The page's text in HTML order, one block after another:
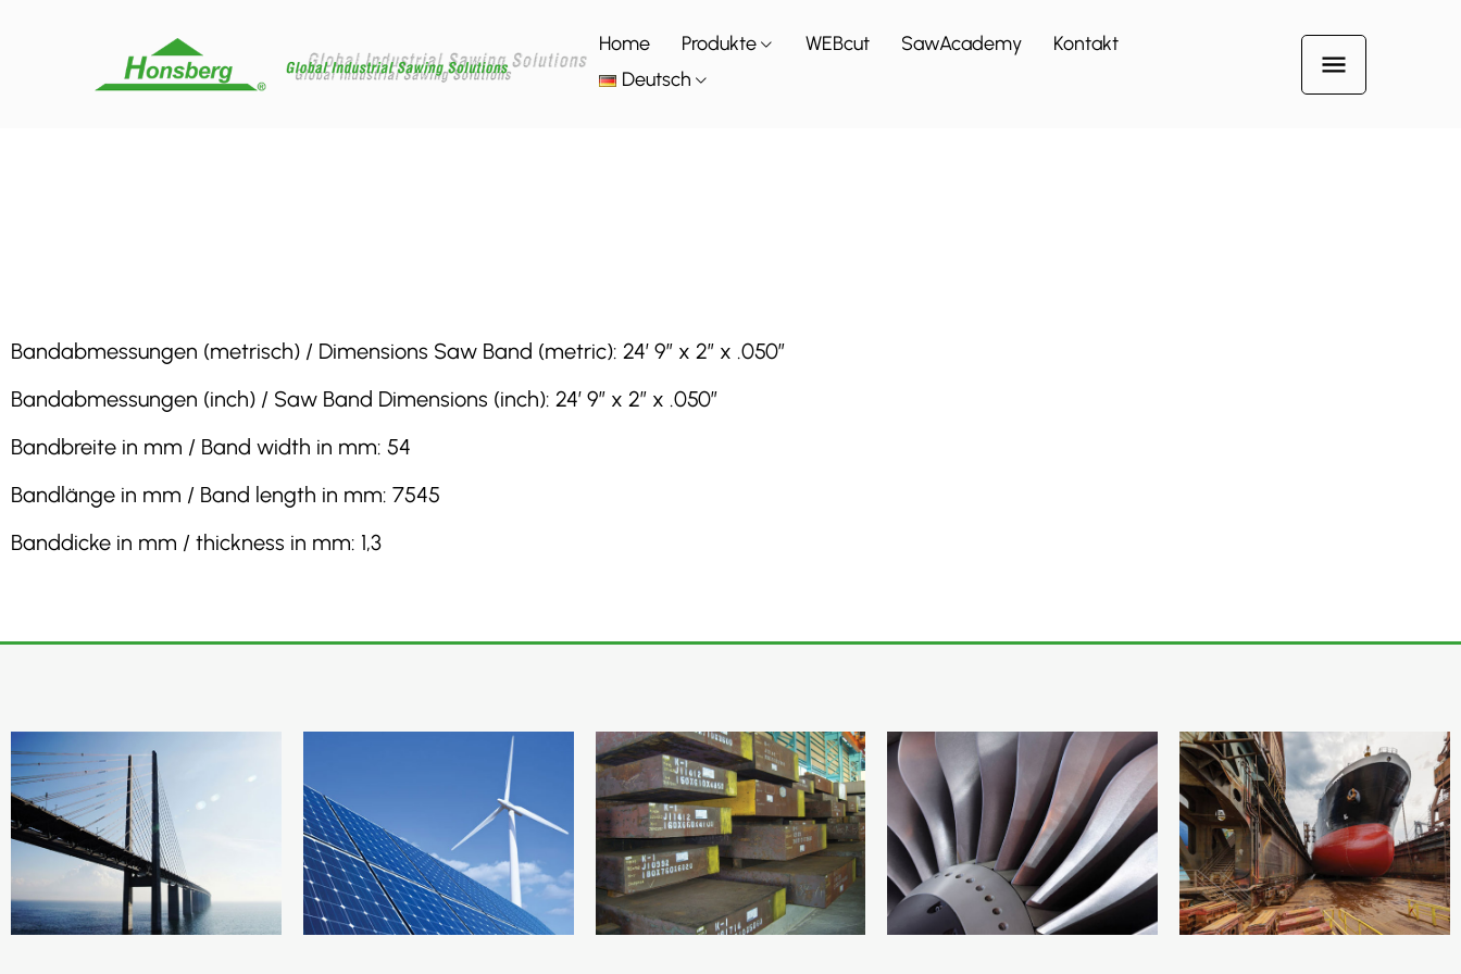
Home Produkte WEBcut SawAcademy
Kontakt
Deutsch
Bandabmessungen (metrisch) / Dimensions Saw Band (metric): 24′ 9″ x 2″ x .050″
Bandabmessungen (inch) / Saw Band Dimensions (inch): 24′ 9″ x 2″ x .050″
Bandbreite in mm / Band width in mm: 54
Bandlänge in mm / Band length in mm: 7545
Banddicke in mm / thickness in mm: 1,3